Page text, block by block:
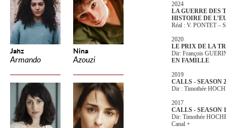
Jahz
Armando
Nina
Azouzi
2024
LA GUERRE DES
HISTOIRE DE
Réal : V. PONTET –
2020
LE PRIX DE LA
Dir: François
EN FAMILLE
2019
CALLS - SEASON 2
Dir : Timothée
2017
CALLS - SEASON 1
Dir: Timothée
Canal +